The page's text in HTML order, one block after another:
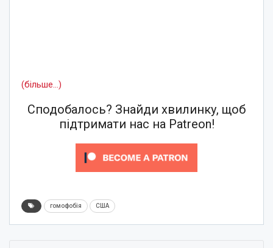
(більше…)
Сподобалось? Знайди хвилинку, щоб
підтримати нас на Patreon!
гомофобія США